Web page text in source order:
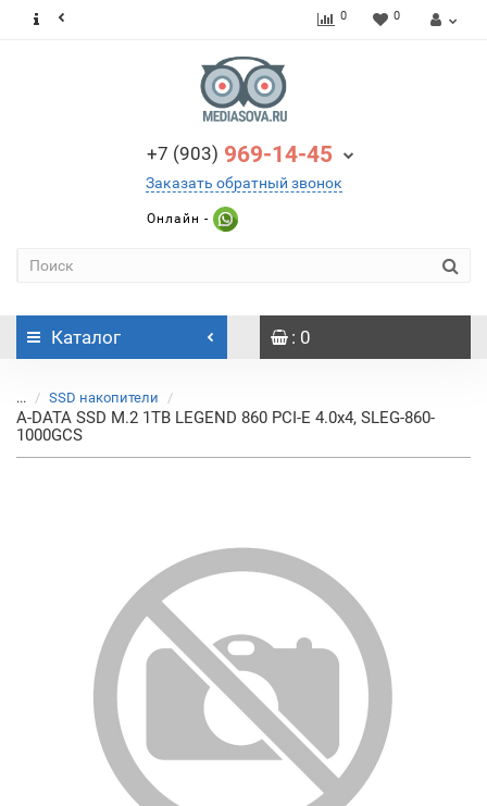
0 0
+7 (903) 969-14-45
Заказать обратный звонок
Онлайн -
Каталог : 0
... SSD накопители
A-DATA SSD M.2 1TB LEGEND 860 PCI-E 4.0x4, SLEG-860-
1000GCS